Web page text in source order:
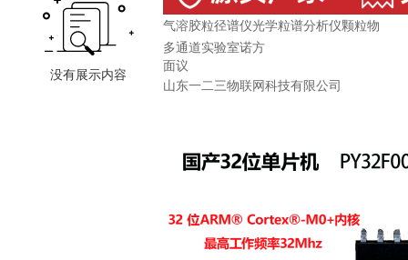
气溶胶粒径谱仪光学粒谱分析仪颗粒物
多通道实验室诺方
面议
山东一二三物联网科技有限公司